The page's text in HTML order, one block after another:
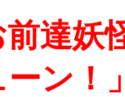
前達妖
ン！